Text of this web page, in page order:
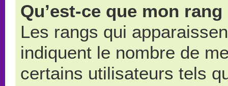
Qu’est-ce que mon
Les rangs qui
indiquent le nombre de
certains utilisateurs tels